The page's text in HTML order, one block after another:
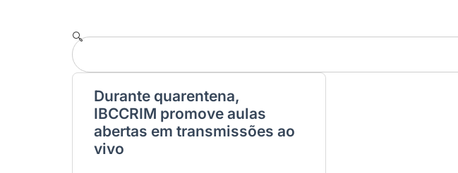
Durante quarentena,
IBCCRIM promove aulas
abertas em transmissões ao
vivo